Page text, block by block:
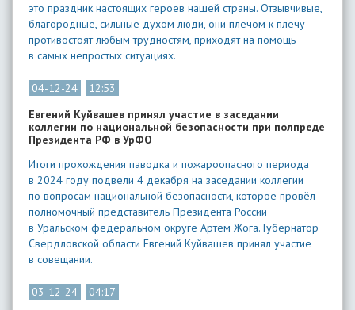
это праздник настоящих героев нашей страны. Отзывчивые,
благородные, сильные духом люди, они плечом к плечу
противостоят любым трудностям, приходят на помощь
в самых непростых ситуациях.
04-12-24
12:53
Евгений Куйвашев принял участие в заседании
коллегии по национальной безопасности при полпреде
Президента РФ в УрФО
Итоги прохождения паводка и пожароопасного периода
в 2024 году подвели 4 декабря на заседании коллегии
по вопросам национальной безопасности, которое провёл
полномочный представитель Президента России
в Уральском федеральном округе Артём Жога. Губернатор
Свердловской области Евгений Куйвашев принял участие
в совещании.
03-12-24
04:17